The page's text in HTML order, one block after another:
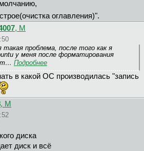
оглавления)".
, М
проблема, после того как я
у меня после форматирования
Подробнее
в какой ОС производилась "запись
, М
диска
диск и всё